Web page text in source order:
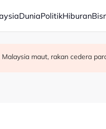
DuniaPolitikHiburan
palsu dikaitkan
40 tahun selesai, 120
maut, rakan cedera